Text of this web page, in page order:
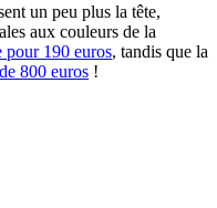
un peu plus la tête,
aux couleurs de la
pour 190 euros, tandis que la
800 euros !